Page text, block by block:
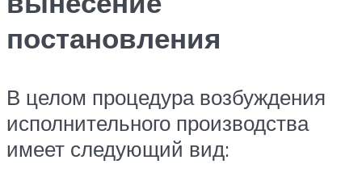
постановления
В целом процедура возбуждения
исполнительного производства
имеет следующий вид: